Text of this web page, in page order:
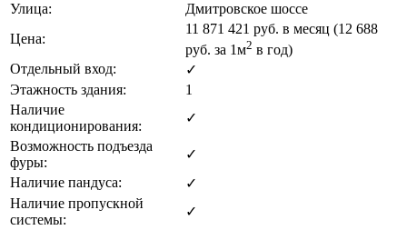
Улица:
Дмитровское шоссе
Цена:
11 871 421 руб. в месяц (12 688
руб. за 1м2 в год)
Отдельный вход:
✓
Этажность здания:
1
Наличие
кондиционирования:
✓
Возможность подъезда
фуры:
✓
Наличие пандуса:
✓
Наличие пропускной
системы:
✓